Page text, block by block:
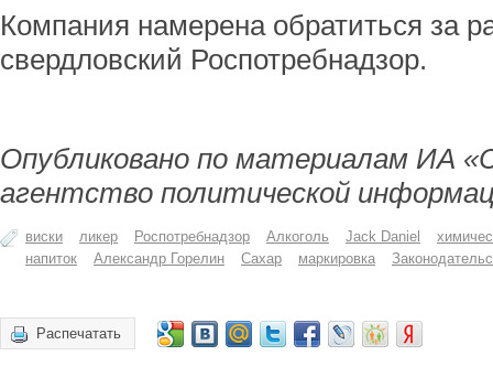
Компания намерена обратиться за
свердловский Роспотребнадзор.
Опубликовано по материалам ИА
агентство политической
виски ликер Роспотребнадзор Алкоголь Jack Daniel
напиток
Александр Горелин Сахар маркировка
Распечатать